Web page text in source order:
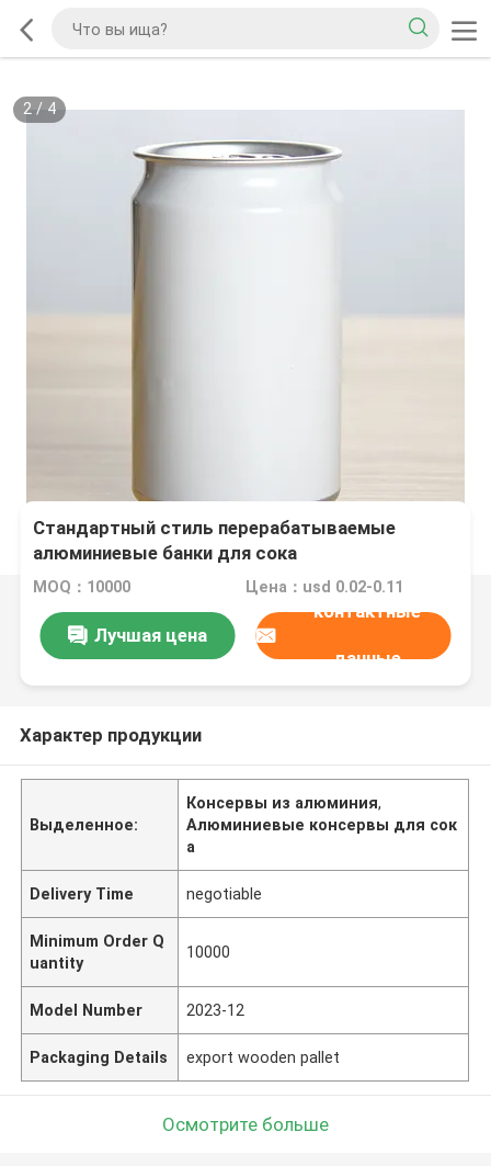
2/ 4
Стандартный стиль перерабатываемые
алюминиевые банки для сока
MOQ：10000 Цена：usd 0.02-0.11
Лучшая цена
контактные
данные
Характер продукции
Выделенное:
Консервы из алюминия,
Алюминиевые консервы для сок
а
Delivery Time negotiable
Minimum Order Q
uantity
10000
Model Number 2023-12
Packaging Details export wooden pallet
Осмотрите больше